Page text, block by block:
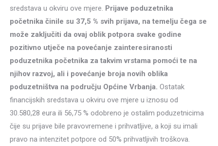
sredstava u okviru ove mjere. Prijave poduzetnika
početnika činile su 37,5 % svih prijava, na temelju čega se
može zaključiti da ovaj oblik potpora svake godine
pozitivno utječe na povećanje zainteresiranosti
poduzetnika početnika za takvim vrstama pomoći te na
njihov razvoj, ali i povećanje broja novih oblika
poduzetništva na području Općine Vrbanja. Ostatak
financijskih sredstava u okviru ove mjere u iznosu od
30.580,28 eura ili 56,75 % odobreno je ostalim poduzetnicima
čije su prijave bile pravovremene i prihvatljive, a koji su imali
pravo na intenzitet potpore od 50% prihvatljivih troškova.